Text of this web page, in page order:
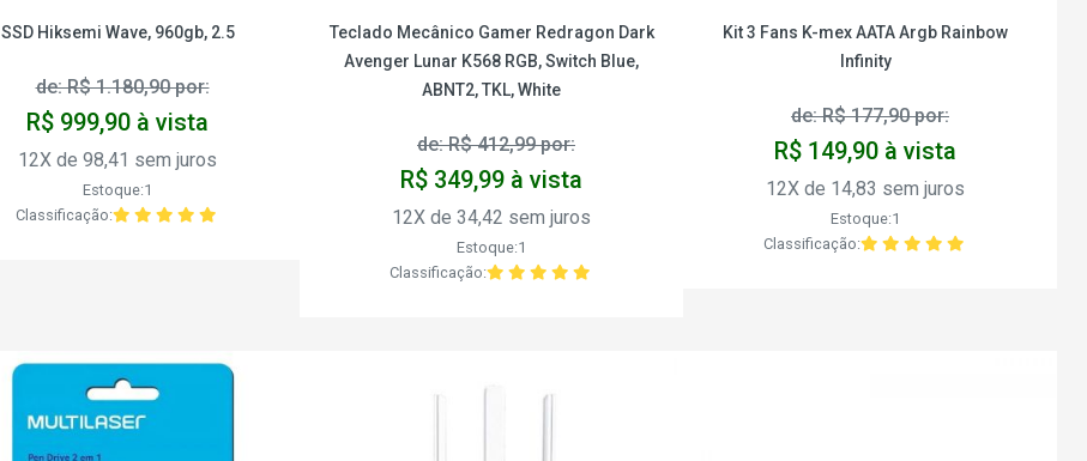
SSD Hiksemi Wave, 960gb, 2.5
de: R$ 1.180,90 por:
R$ 999,90 à vista
12X de 98,41 sem juros
Estoque:1
Classificação:
Teclado Mecânico Gamer Redragon Dark
Avenger Lunar K568 RGB, Switch Blue,
ABNT2, TKL, White
de: R$ 412,99 por:
R$ 349,99 à vista
12X de 34,42 sem juros
Estoque:1
Classificação:
Kit 3 Fans K-mex AATA Argb Rainbow
Infinity
de: R$ 177,90 por:
R$ 149,90 à vista
12X de 14,83 sem juros
Estoque:1
Classificação: